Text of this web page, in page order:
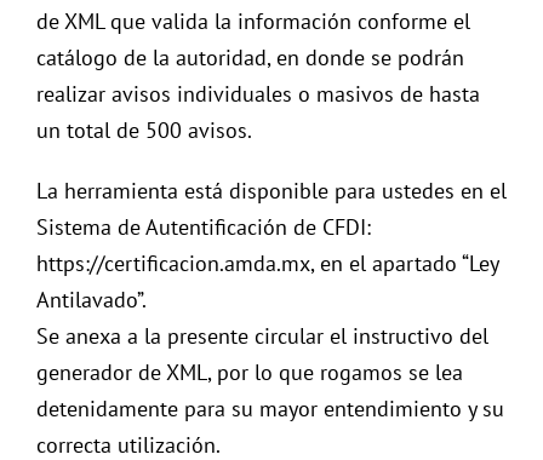
de XML que valida la información conforme el
catálogo de la autoridad, en donde se podrán
realizar avisos individuales o masivos de hasta
un total de 500 avisos.
La herramienta está disponible para ustedes en el
Sistema de Autentificación de CFDI:
https://certificacion.amda.mx, en el apartado “Ley
Antilavado”.
Se anexa a la presente circular el instructivo del
generador de XML, por lo que rogamos se lea
detenidamente para su mayor entendimiento y su
correcta utilización.